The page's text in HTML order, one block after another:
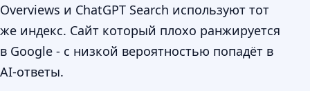
Overviews и ChatGPT Search используют тот
же индекс. Сайт который плохо ранжируется
в Google - с низкой вероятностью попадёт в
AI-ответы.